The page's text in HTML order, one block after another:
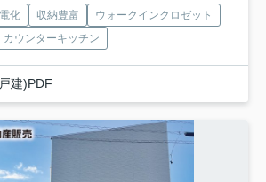
化 収納豊富
ウォークインクロゼット
カウンターキッチン
建)PDF